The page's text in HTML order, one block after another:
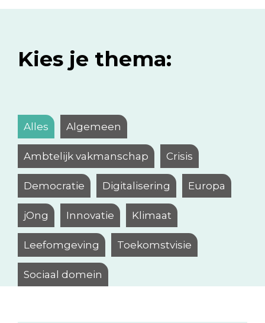
Kies je thema:
Alles Algemeen
Ambtelijk vakmanschap Crisis
Democratie Digitalisering Europa
jOng Innovatie Klimaat
Leefomgeving Toekomstvisie
Sociaal domein